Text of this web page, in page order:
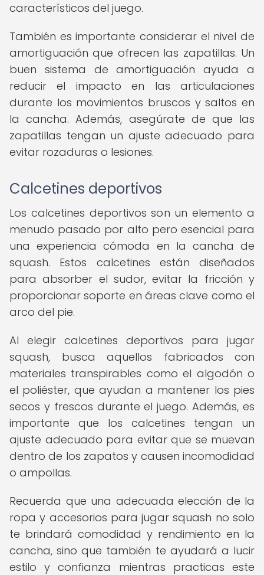
característicos del juego.
También es importante considerar el nivel de
amortiguación que ofrecen las zapatillas. Un
buen sistema de amortiguación ayuda a
reducir el impacto en las articulaciones
durante los movimientos bruscos y saltos en
la cancha. Además, asegúrate de que las
zapatillas tengan un ajuste adecuado para
evitar rozaduras o lesiones.
Calcetines deportivos
Los calcetines deportivos son un elemento a
menudo pasado por alto pero esencial para
una experiencia cómoda en la cancha de
squash. Estos calcetines están diseñados
para absorber el sudor, evitar la fricción y
proporcionar soporte en áreas clave como el
arco del pie.
Al elegir calcetines deportivos para jugar
squash, busca aquellos fabricados con
materiales transpirables como el algodón o
el poliéster, que ayudan a mantener los pies
secos y frescos durante el juego. Además, es
importante que los calcetines tengan un
ajuste adecuado para evitar que se muevan
dentro de los zapatos y causen incomodidad
o ampollas.
Recuerda que una adecuada elección de la
ropa y accesorios para jugar squash no solo
te brindará comodidad y rendimiento en la
cancha, sino que también te ayudará a lucir
estilo y confianza mientras practicas este